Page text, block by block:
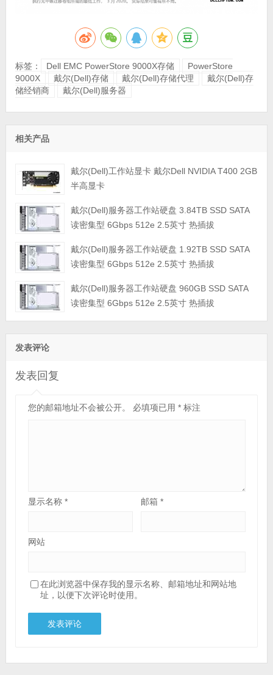
标签： Dell EMC PowerStore 9000X存储
PowerStore
9000X
戴尔(Dell)存储 戴尔(Dell)存储代理
戴尔(Dell)存
储经销商
戴尔(Dell)服务器
相关产品
戴尔(Dell)工作站显卡 戴尔Dell NVIDIA T400 2GB
半高显卡
戴尔(Dell)服务器工作站硬盘 3.84TB SSD SATA
读密集型 6Gbps 512e 2.5英寸 热插拔
戴尔(Dell)服务器工作站硬盘 1.92TB SSD SATA
读密集型 6Gbps 512e 2.5英寸 热插拔
戴尔(Dell)服务器工作站硬盘 960GB SSD SATA
读密集型 6Gbps 512e 2.5英寸 热插拔
发表评论
发表回复
您的邮箱地址不会被公开。 必填项已用 *标注
显示名称 * 邮箱*
网站
在此浏览器中保存我的显示名称、邮箱地址和网站地
址，以便下次评论时使用。